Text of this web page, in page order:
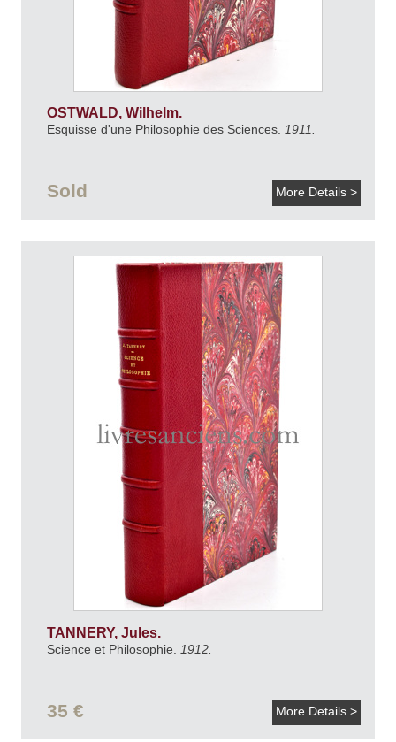
OSTWALD, Wilhelm.
Esquisse d'une Philosophie des Sciences. 1911.
Sold More Details >
TANNERY, Jules.
Science et Philosophie. 1912.
35 € More Details >